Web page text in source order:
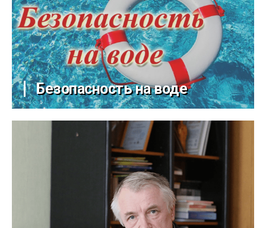
Безопасность на воде